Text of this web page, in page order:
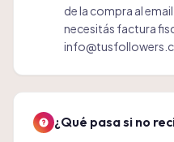
de la compra al
necesitás factura
¿Qué pasa si no